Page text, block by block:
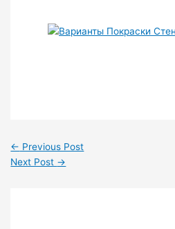
← Previous Post
Next Post →